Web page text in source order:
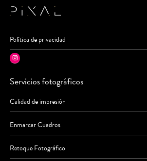
Política de privacidad
Instagram
Servicios fotográficos
Calidad de impresión
Enmarcar Cuadros
Retoque Fotográfico